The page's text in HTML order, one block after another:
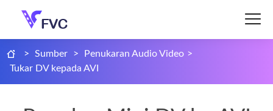
> Sumber > Penukaran Audio Video >
Tukar DV kepada AVI